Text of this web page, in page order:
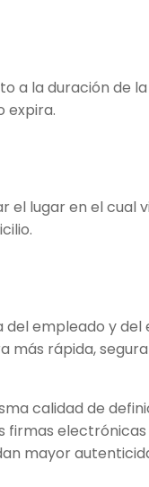
a la duración de
expira.
lugar en el cual
empleado y
más rápida,
calidad de
firmas
mayor